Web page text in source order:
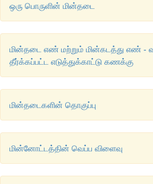
ஒரு பொருளின் மின்தடை
மின்தடை எண் மற்றும் மின்கடத்து எண் -
தீர்க்கப்பட்ட எடுத்துக்காட்டு கணக்கு
மின்தடைகளின் தொகுப்பு
மின்னோட்டத்தின் வெப்ப விளைவு